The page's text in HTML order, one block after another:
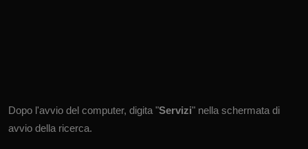
Dopo l'avvio del computer, digita "Servizi" nella schermata di
avvio della ricerca.